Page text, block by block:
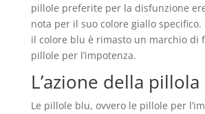
pillole preferite per la disfunzione
nota per il suo colore giallo specifico.
il colore blu è rimasto un marchio di
pillole per l’impotenza.
L’azione della
Le pillole blu, ovvero le pillole per